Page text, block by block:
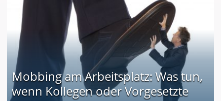
Mobbing am Arbeitsplatz: Was tun,
wenn Kollegen oder Vorgesetzte